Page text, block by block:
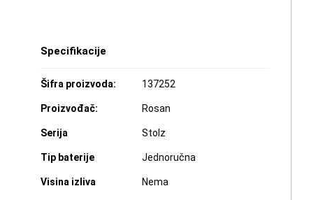
Specifikacije
Šifra proizvoda: 137252
Proizvođač: Rosan
Serija Stolz
Tip baterije Jednoručna
Visina izliva Nema